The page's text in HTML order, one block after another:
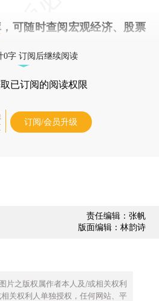
，可随时查阅宏观经济、股票
0字 订阅后继续阅读
已订阅的阅读权限
订阅/会员升级
责任编辑：张帆
版面编辑：林韵诗
片之版权属作者本人及/或相关权利
关权利人单独授权，任何网站、平